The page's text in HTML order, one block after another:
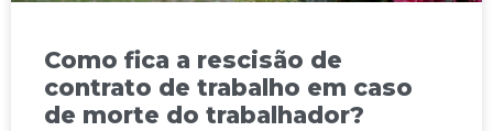
Como fica a rescisão de
contrato de trabalho em caso
de morte do trabalhador?